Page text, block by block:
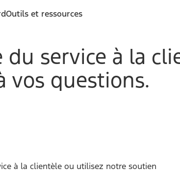
Outils et ressources
du service à la
vos questions.
à la clientèle ou utilisez notre soutien